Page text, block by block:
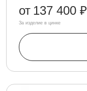
от 137 400 ₽
За изделие в цинке